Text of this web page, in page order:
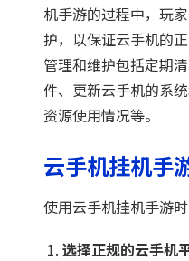
机手游的过程中，玩
护，以保证云手机的
管理和维护包括定期
件、更新云手机的系
资源使用情况等。
云手机挂机手
使用云手机挂机手游
1. 选择正规的云手机